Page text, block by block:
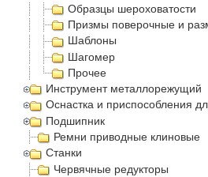
Образцы шероховатости
Призмы поверочные и
Шаблоны
Шагомер
Прочее
Инструмент металлорежущий
Оснастка и приспособления
Подшипник
Ремни приводные клиновые
Станки
Червячные редукторы